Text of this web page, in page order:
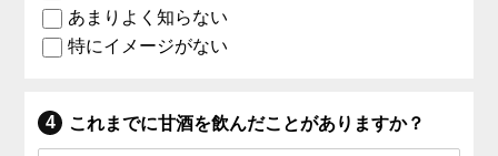
あまりよく知らない
特にイメージがない
これまでに甘酒を飲んだことがありますか？